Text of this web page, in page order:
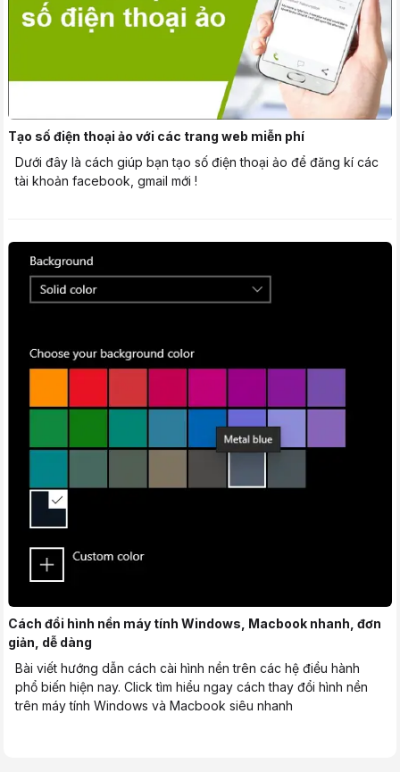
Tạo số điện thoại ảo với các trang web miễn phí
Dưới đây là cách giúp bạn tạo số điện thoại ảo để đăng kí các
tài khoản facebook, gmail mới !
Cách đổi hình nền máy tính Windows, Macbook nhanh, đơn
giản, dễ dàng
Bài viết hướng dẫn cách cài hình nền trên các hệ điều hành
phổ biến hiện nay. Click tìm hiểu ngay cách thay đổi hình nền
trên máy tính Windows và Macbook siêu nhanh